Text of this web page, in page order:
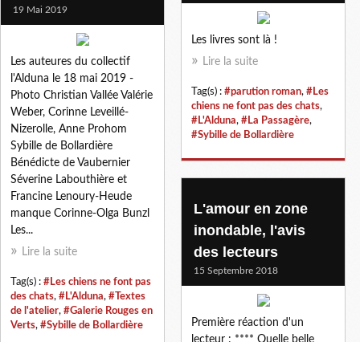
19 Mai 2019
Les auteures du collectif
l'Alduna le 18 mai 2019 -
Photo Christian Vallée Valérie
Weber, Corinne Leveillé-
Nizerolle, Anne Prohom
Sybille de Bollardière
Bénédicte de Vaubernier
Séverine Labouthière et
Francine Lenoury-Heude
manque Corinne-Olga Bunzl
Les...
Lire la suite
Tag(s) : #Les chiens ne font pas
des chats, #L'Alduna, #Textes
de l'atelier, #Galerie Rouges en
Verts, #Sybille de Bollardière
Les livres sont là !
Lire la suite
Tag(s) : #parution roman, #Les
chiens ne font pas des chats,
#L'Alduna, #La Passagère,
#Sybille de Bollardière
L'amour en zone
inondable, l'avis
des lecteurs
15 Septembre 2018
Première réaction d'un
lecteur : **** Quelle belle